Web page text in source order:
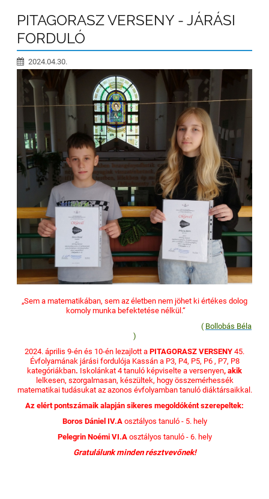
PITAGORASZ VERSENY - JÁRÁSI
FORDULÓ
2024.04.30.
„Sem a matematikában, sem az életben nem jöhet ki értékes dolog
komoly munka befektetése nélkül.“
( Bollobás Béla
)
2024. április 9-én és 10-én lezajlott a PITAGORASZ VERSENY 45.
Évfolyamának járási fordulója Kassán a P3, P4, P5, P6 , P7, P8
kategóriákban. Iskolánkat 4 tanuló képviselte a versenyen, akik
lelkesen, szorgalmasan, készültek, hogy összemérhessék
matematikai tudásukat az azonos évfolyamban tanuló diáktársaikkal.
Az elért pontszámaik alapján sikeres megoldóként szerepeltek:
Boros Dániel IV.A osztályos tanuló - 5. hely
Pelegrin Noémi VI.A osztályos tanuló - 6. hely
Gratulálunk minden résztvevőnek!